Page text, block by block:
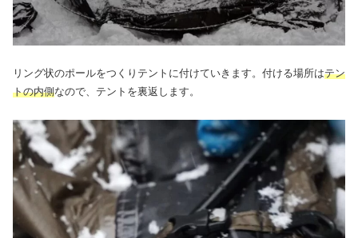
リング状のポールをつくりテントに付けていきます。付ける場所はテン
トの内側なので、テントを裏返します。